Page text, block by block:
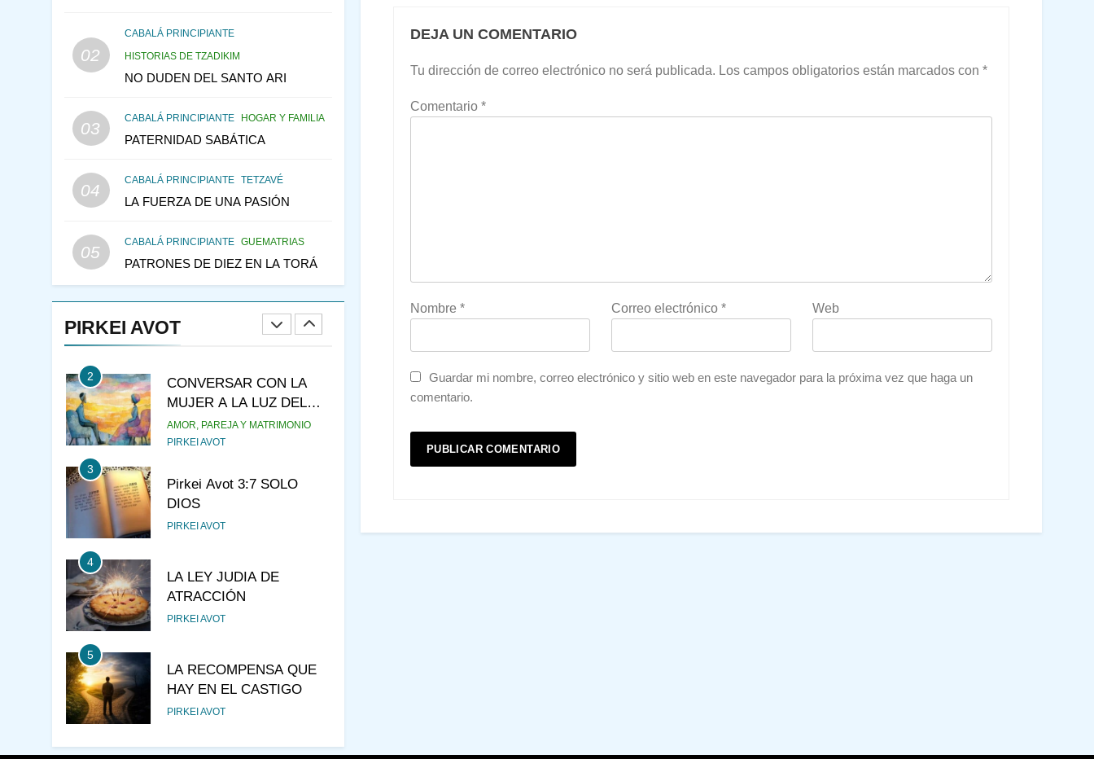
02
CABALÁ PRINCIPIANTE
HISTORIAS DE TZADIKIM
NO DUDEN DEL SANTO ARI
03
CABALÁ PRINCIPIANTE HOGAR Y FAMILIA
PATERNIDAD SABÁTICA
04
CABALÁ PRINCIPIANTE TETZAVÉ
LA FUERZA DE UNA PASIÓN
05
CABALÁ PRINCIPIANTE GUEMATRIAS
PATRONES DE DIEZ EN LA TORÁ
PIRKEI AVOT
CONSEJO DE LOS
PADRES
PENSAMIENTO JUDÍO
DEL TEMPLO Y LA
ALEGRÍA EN MEDIO DE
MES DE MENAJEM AV
147
VEAMOS ¿POR QUÉ
DE LAS MUJERES
PENSAMIENTO JUDÍO
1
JASIDUT
2
CONVERSAR CON LA
MUJER A LA LUZ DEL
JUDAÍSMO
AMOR, PAREJA Y MATRIMONIO
PIRKEI AVOT
3
Pirkei Avot 3:7 SOLO
DIOS
PIRKEI AVOT
4
LA LEY JUDIA DE
ATRACCIÓN
PIRKEI AVOT
5
LA RECOMPENSA QUE
HAY EN EL CASTIGO
PIRKEI AVOT
6
DEJA UN COMENTARIO
Tu dirección de correo electrónico no será publicada. Los campos obligatorios están marcados con *
Comentario *
Nombre * Correo electrónico * Web
Guardar mi nombre, correo electrónico y sitio web en este navegador para la próxima vez que haga un
comentario.